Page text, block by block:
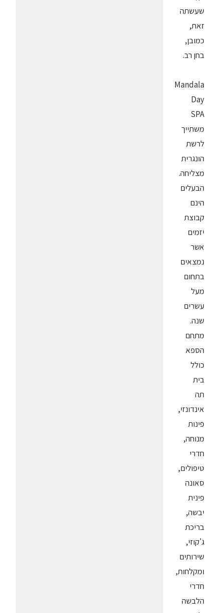
שעשתה
זאת,
כמובן,
בחן רב.
Mandala
Day
SPA
משתייך
לרשת
הונגרית
מצליחה.
הבעלים
הינם
קבוצת
יזמים
אשר
נמצאים
בתחום
מעל
עשרים
שנה.
מתחם
הספא
כולל
בית
תה
אינדונזי,
פינות
מנוחה,
חדרי
טיפולים,
סאונה
פינית
יבשה,
בריכת
ג'קוזי,
שירותים
ומקלחות,
חדרי
הלבשה